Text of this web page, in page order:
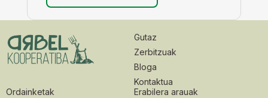
Gutaz
Zerbitzuak
Bloga
Kontaktua
Ordainketak
Erabilera arauak